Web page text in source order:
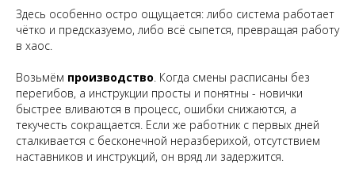
Здесь особенно остро ощущается: либо система работает
чётко и предсказуемо, либо всё сыпется, превращая работу
в хаос.
Возьмём производство . Когда смены расписаны без
перегибов, а инструкции просты и понятны - новички
быстрее вливаются в процесс, ошибки снижаются, а
текучесть сокращается. Если же работник с первых дней
сталкивается с бесконечной неразберихой, отсутствием
наставников и инструкций, он вряд ли задержится.